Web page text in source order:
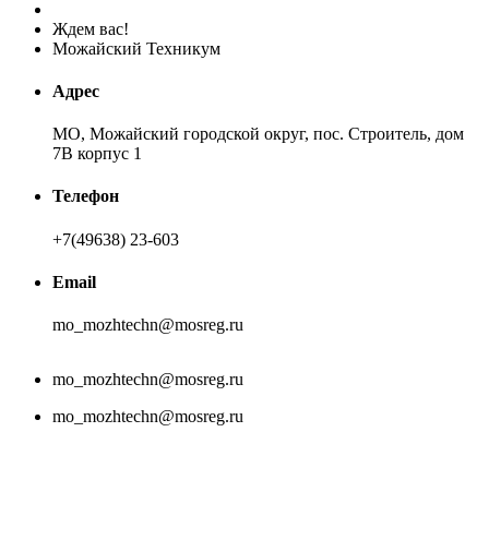
Ждем вас!
Можайский Техникум
Адрес
МО, Можайский городской округ, пос. Строитель, дом
7В корпус 1
Телефон
+7(49638) 23-603
Email
mo_mozhtechn@mosreg.ru
mo_mozhtechn@mosreg.ru
mo_mozhtechn@mosreg.ru